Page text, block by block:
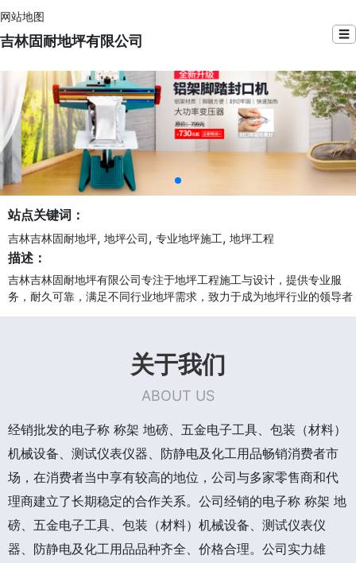
网站地图
吉林固耐地坪有限公司 ☰
站点关键词：
吉林吉林固耐地坪, 地坪公司, 专业地坪施工, 地坪工程
描述：
吉林吉林固耐地坪有限公司专注于地坪工程施工与设计，提供专业服
务，耐久可靠，满足不同行业地坪需求，致力于成为地坪行业的领导者
关于我们
ABOUT US
经销批发的电子称 称架 地磅、五金电子工具、包装（材料）
机械设备、测试仪表仪器、防静电及化工用品畅销消费者市
场，在消费者当中享有较高的地位，公司与多家零售商和代
理商建立了长期稳定的合作关系。公司经销的电子称 称架 地
磅、五金电子工具、包装（材料）机械设备、测试仪表仪
器、防静电及化工用品品种齐全、价格合理。公司实力雄